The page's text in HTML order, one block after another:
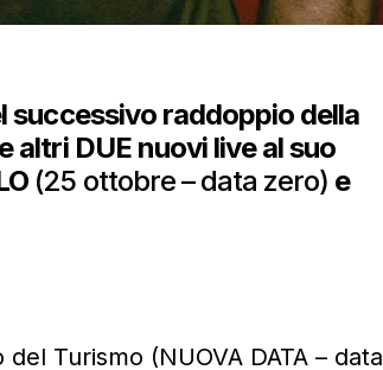
successivo raddoppio della
altri DUE nuovi live al suo
(25 ottobre – data zero) e
Turismo (NUOVA DATA – data